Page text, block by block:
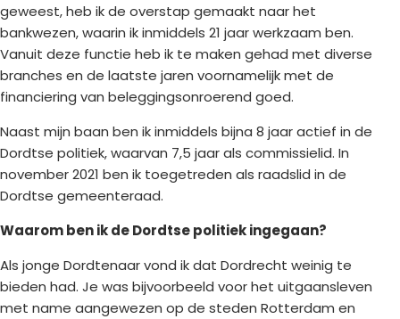
geweest, heb ik de overstap gemaakt naar het
bankwezen, waarin ik inmiddels 21 jaar werkzaam ben.
Vanuit deze functie heb ik te maken gehad met diverse
branches en de laatste jaren voornamelijk met de
financiering van beleggingsonroerend goed.
Naast mijn baan ben ik inmiddels bijna 8 jaar actief in de
Dordtse politiek, waarvan 7,5 jaar als commissielid. In
november 2021 ben ik toegetreden als raadslid in de
Dordtse gemeenteraad.
Waarom ben ik de Dordtse politiek ingegaan?
Als jonge Dordtenaar vond ik dat Dordrecht weinig te
bieden had. Je was bijvoorbeeld voor het uitgaansleven
met name aangewezen op de steden Rotterdam en